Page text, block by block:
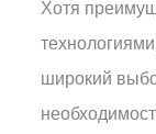
Хотя
широкий